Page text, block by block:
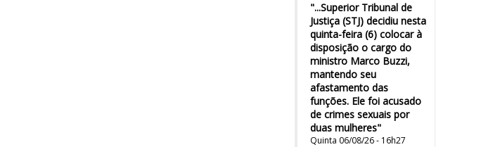
"...Superior Tribunal de
Justiça (STJ) decidiu nesta
quinta-feira (6) colocar à
disposição o cargo do
ministro Marco Buzzi,
mantendo seu
afastamento das
funções. Ele foi acusado
de crimes sexuais por
duas mulheres"
Quinta 06/08/26 - 16h27